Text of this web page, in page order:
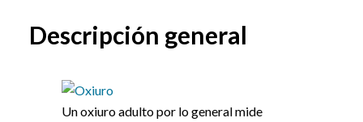
Descripción general
Un oxiuro adulto por lo general mide